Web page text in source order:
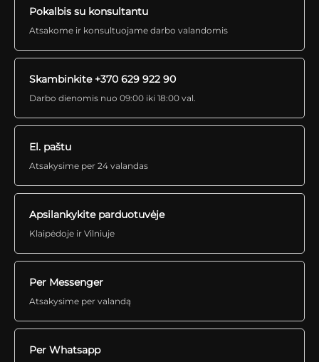
Pokalbis su konsultantu
Atsakome ir konsultuojame darbo valandomis
Skambinkite +370 629 922 90
Darbo dienomis nuo 09:00 iki 18:00 val.
Per Messenger
Atsakysime per valandą
El. paštu
Atsakysime per 24 valandas
Apsilankykite parduotuvėje
Klaipėdoje ir Vilniuje
Per Whatsapp